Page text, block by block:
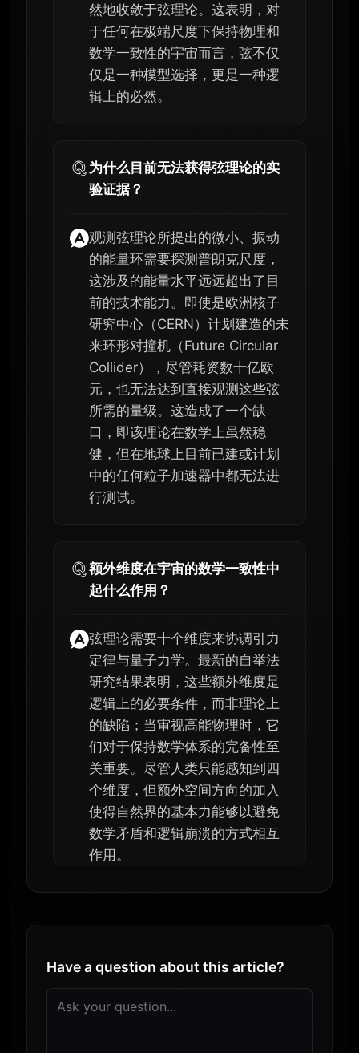
然地收敛于弦理论。这表明，对
于任何在极端尺度下保持物理和
数学一致性的宇宙而言，弦不仅
仅是一种模型选择，更是一种逻
辑上的必然。
为什么目前无法获得弦理论的实
验证据？
观测弦理论所提出的微小、振动
的能量环需要探测普朗克尺度，
这涉及的能量水平远远超出了目
前的技术能力。即使是欧洲核子
研究中心（CERN）计划建造的未
来环形对撞机（Future Circular
Collider），尽管耗资数十亿欧
元，也无法达到直接观测这些弦
所需的量级。这造成了一个缺
口，即该理论在数学上虽然稳
健，但在地球上目前已建或计划
中的任何粒子加速器中都无法进
行测试。
额外维度在宇宙的数学一致性中
起什么作用？
弦理论需要十个维度来协调引力
定律与量子力学。最新的自举法
研究结果表明，这些额外维度是
逻辑上的必要条件，而非理论上
的缺陷；当审视高能物理时，它
们对于保持数学体系的完备性至
关重要。尽管人类只能感知到四
个维度，但额外空间方向的加入
使得自然界的基本力能够以避免
数学矛盾和逻辑崩溃的方式相互
作用。
Have a question about this article?